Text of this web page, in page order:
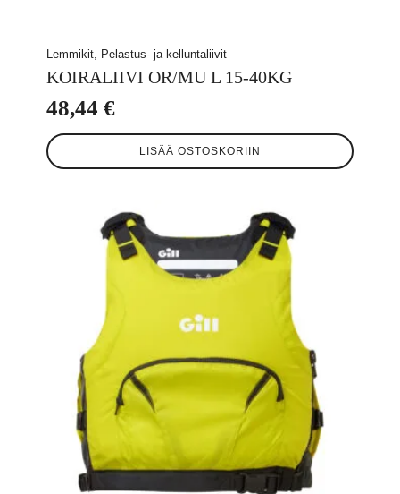
Lemmikit, Pelastus- ja kelluntaliivit
KOIRALIIVI OR/MU L 15-40KG
48,44 €
LISÄÄ OSTOSKORIIN